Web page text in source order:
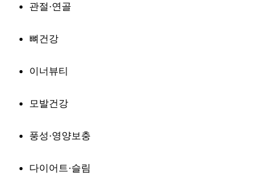
관절·연골
뼈건강
이너뷰티
모발건강
풍성·영양보충
다이어트·슬림